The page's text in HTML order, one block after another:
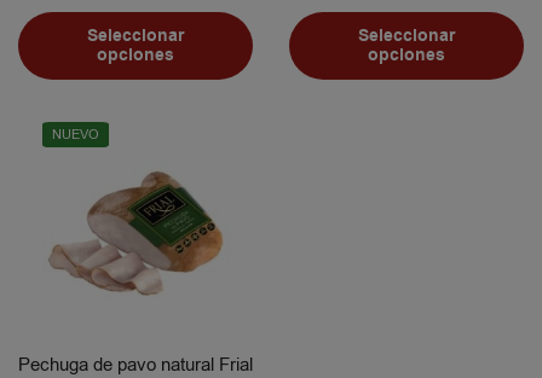
Seleccionar
opciones
Seleccionar
opciones
NUEVO
Pechuga de pavo natural Frial